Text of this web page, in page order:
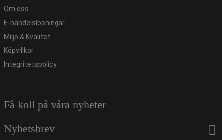
Om oss
E-handelslösningar
Miljö & Kvalitet
Köpvillkor
Integritetspolicy
Få koll på våra nyheter
Nyhetsbrev